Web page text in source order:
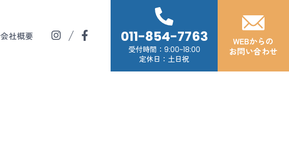
会社概要 011-854-7763
受付時間
9:00~18:00
定休日：土日祝
WEBからの
お問い合わせ